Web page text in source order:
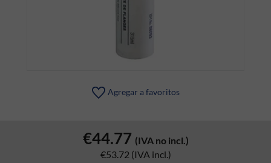
Agregar a favoritos
€44.77 (IVA no incl.)
€53.72 (IVA incl.)